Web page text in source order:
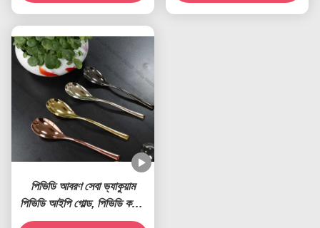
পিভিডি আবরণ সেবা ভ্যাকুয়াম
পিভিডি আইপি গোল্ড, পিভিডি কপার,
পিভিডি ব্রাস, আইপি নীল শোভাকর